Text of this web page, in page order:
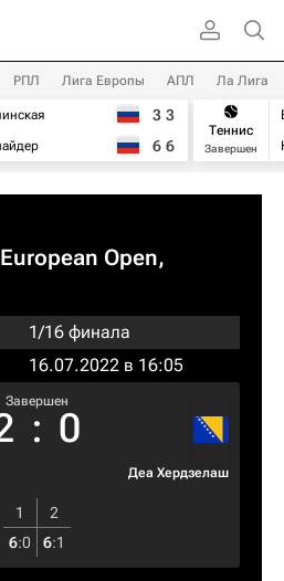
РПЛ Лига Европы АПЛ Ла Лига
3 3
6 6
Теннис
Завершен
Open,
1/16 финала
16.07.2022 в 16:05
Завершен
: 0
Деа Хердзелаш
1
2
6:0 6:1